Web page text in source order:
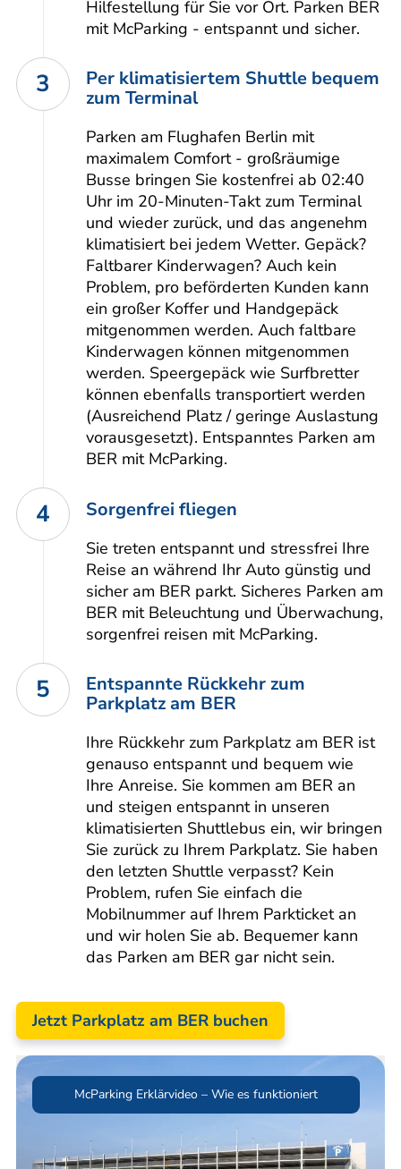
Hilfestellung für Sie vor Ort. Parken BER
mit McParking - entspannt und sicher.
3
Per klimatisiertem Shuttle bequem
zum Terminal
Parken am Flughafen Berlin mit
maximalem Comfort - großräumige
Busse bringen Sie kostenfrei ab 02:40
Uhr im 20-Minuten-Takt zum Terminal
und wieder zurück, und das angenehm
klimatisiert bei jedem Wetter. Gepäck?
Faltbarer Kinderwagen? Auch kein
Problem, pro beförderten Kunden kann
ein großer Koffer und Handgepäck
mitgenommen werden. Auch faltbare
Kinderwagen können mitgenommen
werden. Speergepäck wie Surfbretter
können ebenfalls transportiert werden
(Ausreichend Platz / geringe Auslastung
vorausgesetzt). Entspanntes Parken am
BER mit McParking.
4 Sorgenfrei fliegen
Sie treten entspannt und stressfrei Ihre
Reise an während Ihr Auto günstig und
sicher am BER parkt. Sicheres Parken am
BER mit Beleuchtung und Überwachung,
sorgenfrei reisen mit McParking.
5
Entspannte Rückkehr zum
Parkplatz am BER
Ihre Rückkehr zum Parkplatz am BER ist
genauso entspannt und bequem wie
Ihre Anreise. Sie kommen am BER an
und steigen entspannt in unseren
klimatisierten Shuttlebus ein, wir bringen
Sie zurück zu Ihrem Parkplatz. Sie haben
den letzten Shuttle verpasst? Kein
Problem, rufen Sie einfach die
Mobilnummer auf Ihrem Parkticket an
und wir holen Sie ab. Bequemer kann
das Parken am BER gar nicht sein.
Jetzt Parkplatz am BER buchen
McParking Erklärvideo – Wie es funktioniert